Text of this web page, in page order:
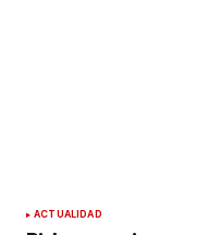
ACTUALIDAD